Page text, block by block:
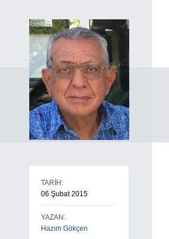
TARİH:
06 Şubat 2015
YAZAN:
Hazım Gökçen